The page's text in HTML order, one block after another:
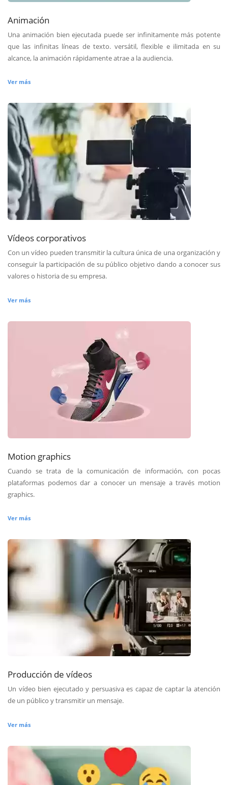
Animación
Una animación bien ejecutada puede ser infinitamente más potente
que las infinitas líneas de texto. versátil, flexible e ilimitada en su
alcance, la animación rápidamente atrae a la audiencia.
Ver más
Vídeos corporativos
Con un vídeo pueden transmitir la cultura única de una organización y
conseguir la participación de su público objetivo dando a conocer sus
valores o historia de su empresa.
Ver más
Motion graphics
Cuando se trata de la comunicación de información, con pocas
plataformas podemos dar a conocer un mensaje a través motion
graphics.
Ver más
Producción de vídeos
Un vídeo bien ejecutado y persuasiva es capaz de captar la atención
de un público y transmitir un mensaje.
Ver más